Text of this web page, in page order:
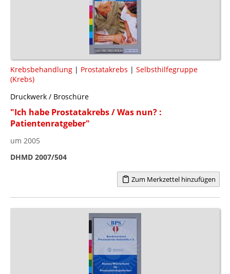
Krebsbehandlung | Prostatakrebs | Selbsthilfegruppe
(Krebs)
Druckwerk / Broschüre
"Ich habe Prostatakrebs / Was nun? :
Patientenratgeber"
um 2005
DHMD 2007/504
Zum Merkzettel hinzufügen